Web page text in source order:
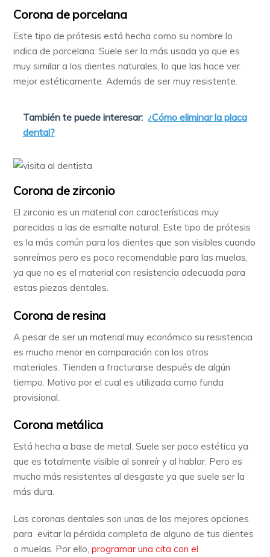
Corona de porcelana
Este tipo de prótesis está hecha como su nombre lo
indica de porcelana. Suele ser la más usada ya que es
muy similar a los dientes naturales, lo que las hace ver
mejor estéticamente. Además de ser muy resistente.
También te puede interesar: ¿Cómo eliminar la placa
dental?
Corona de zirconio
El zirconio es un material con características muy
parecidas a las de esmalte natural. Este tipo de prótesis
es la más común para los dientes que son visibles cuando
sonreímos pero es poco recomendable para las muelas,
ya que no es el material con resistencia adecuada para
estas piezas dentales.
Corona de resina
A pesar de ser un material muy económico su resistencia
es mucho menor en comparación con los otros
materiales. Tienden a fracturarse después de algún
tiempo. Motivo por el cual es utilizada como funda
provisional.
Corona metálica
Está hecha a base de metal. Suele ser poco estética ya
que es totalmente visible al sonreír y al hablar. Pero es
mucho más resistentes al desgaste ya que suele ser la
más dura.
Las coronas dentales son unas de las mejores opciones
para evitar la pérdida completa de alguno de tus dientes
o muelas. Por ello,programar una cita con el